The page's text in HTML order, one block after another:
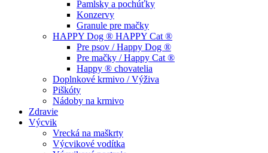
Pamlsky a pochúťky
Konzervy
Granule pre mačky
HAPPY Dog ® HAPPY Cat ®
Pre psov / Happy Dog ®
Pre mačky / Happy Cat ®
Happy ® chovatelia
Doplnkové krmivo / Výživa
Piškóty
Nádoby na krmivo
Zdravie
Výcvik
Vrecká na maškrty
Výcvikové vodítka